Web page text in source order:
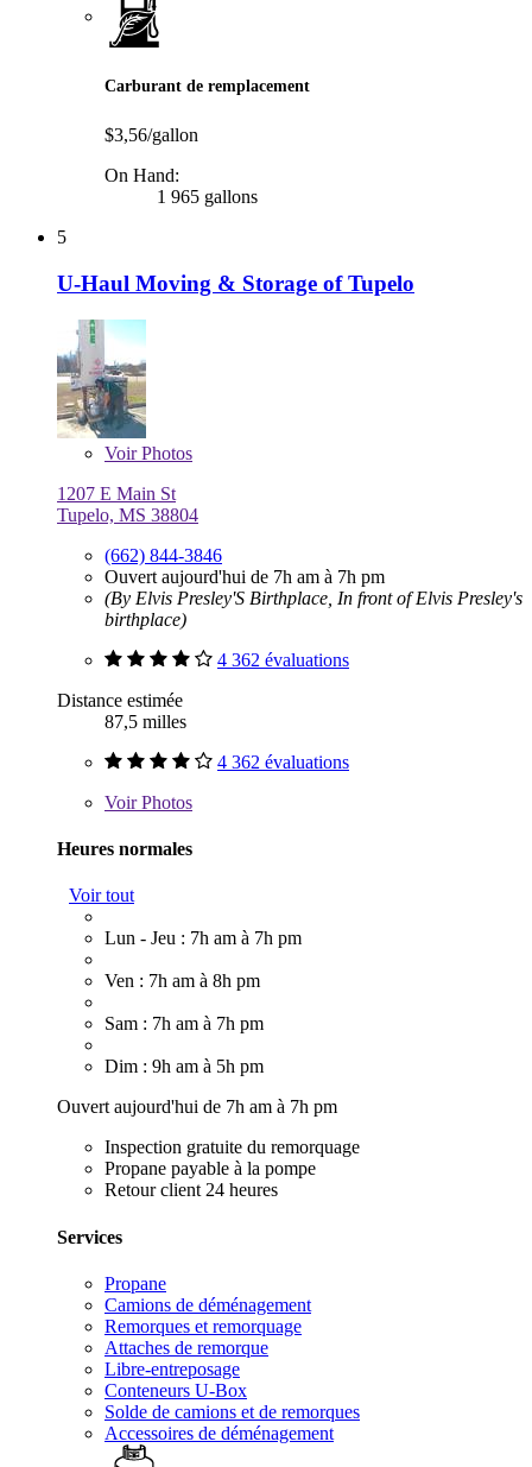
Carburant de remplacement
$3,56/gallon
On Hand:
1 965 gallons
5
U-Haul Moving & Storage of Tupelo
VoirPhotos
1207 E Main St
Tupelo, MS 38804
(662) 844-3846
Ouvert aujourd'hui de 7h am à 7h pm
(By Elvis Presley'S Birthplace, In front of Elvis Presley's
birthplace)
4 362 évaluations
Distance estimée
87,5 milles
4 362 évaluations
VoirPhotos
Heures normales
Voir tout
Lun - Jeu : 7h am à 7h pm
Ven : 7h am à 8h pm
Sam : 7h am à 7h pm
Dim : 9h am à 5h pm
Ouvert aujourd'hui de 7h am à 7h pm
Inspection gratuite du remorquage
Propane payable à la pompe
Retour client 24 heures
Services
Propane
Camions de déménagement
Remorques et remorquage
Attaches de remorque
Libre-entreposage
Conteneurs U-Box
Solde de camions et de remorques
Accessoires de déménagement